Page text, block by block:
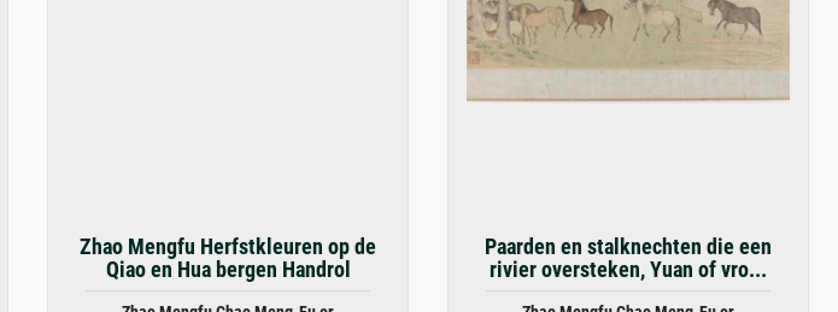
Zhao Mengfu Herfstkleuren op de
Qiao en Hua bergen Handrol
Paarden en stalknechten die een
rivier oversteken, Yuan of vro...